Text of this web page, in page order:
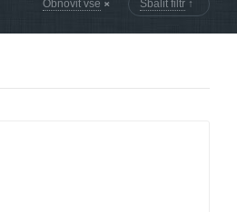
Obnovit vše Sbalit filtr ↑